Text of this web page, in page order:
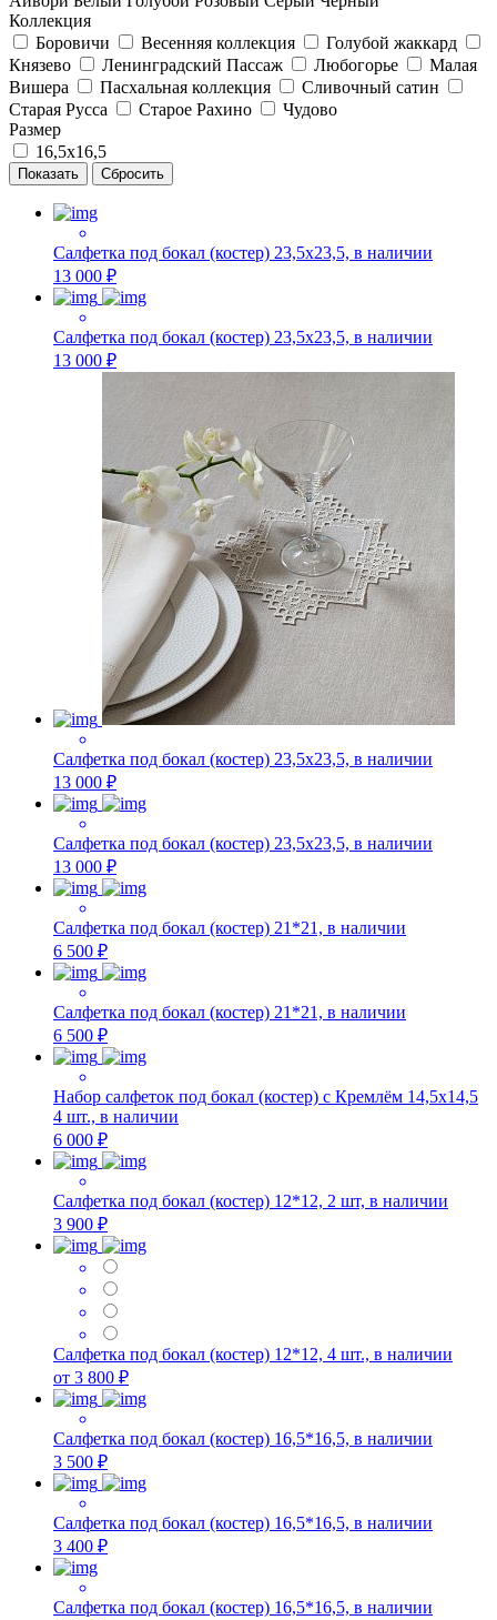
Коллекция
Боровичи
Весенняя коллекция
Голубой жаккард
Князево
Ленинградский Пассаж Любогорье
Малая
Вишера
Пасхальная коллекция
Сливочный сатин
Старая Русса
Старое Рахино
Чудово
Размер
16,5х16,5
Салфетка под бокал (костер) 23,5х23,5, в наличии
13 000 ₽
Салфетка под бокал (костер) 23,5х23,5, в наличии
13 000 ₽
Салфетка под бокал (костер) 23,5х23,5, в наличии
13 000 ₽
Салфетка под бокал (костер) 23,5х23,5, в наличии
13 000 ₽
Салфетка под бокал (костер) 21*21, в наличии
6 500 ₽
Салфетка под бокал (костер) 21*21, в наличии
6 500 ₽
Набор салфеток под бокал (костер) с Кремлём 14,5х14,5
4 шт., в наличии
6 000 ₽
Салфетка под бокал (костер) 12*12, 2 шт, в наличии
3 900 ₽
Салфетка под бокал (костер) 12*12, 4 шт., в наличии
от 3 800 ₽
Салфетка под бокал (костер) 16,5*16,5, в наличии
3 500 ₽
Салфетка под бокал (костер) 16,5*16,5, в наличии
3 400 ₽
Салфетка под бокал (костер) 16,5*16,5, в наличии